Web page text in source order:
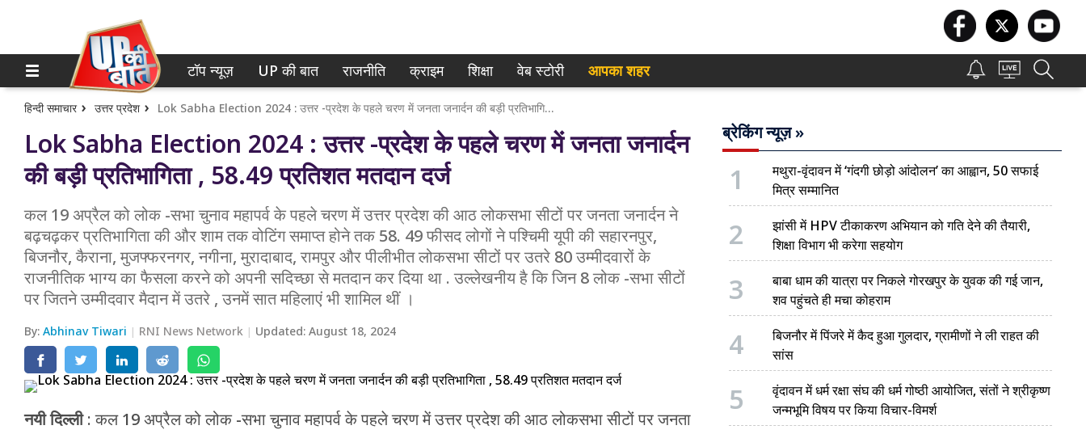
होम
टॉप न्यूज़
UP की बात
राजनीति
क्राइम
शिक्षा
वेब स्टोरी
टॉप न्यूज़ UP की बात राजनीति क्राइम शिक्षा वेब स्टोरी आपका शहर
हिन्दी समाचार उत्तर प्रदेश Lok Sabha Election 2024 : उत्तर -प्रदेश के पहले चरण में जनता जनार्दन की बड़ी प्रतिभागिता , 58.49 प्रतिशत मतदान दर्ज
Lok Sabha Election 2024 : उत्तर -प्रदेश के पहले चरण में जनता जनार्दन
की बड़ी प्रतिभागिता , 58.49 प्रतिशत मतदान दर्ज
कल 19 अप्रैल को लोक -सभा चुनाव महापर्व के पहले चरण में उत्तर प्रदेश की आठ लोकसभा सीटों पर जनता जनार्दन ने
बढ़चढ़कर प्रतिभागिता की और शाम तक वोटिंग समाप्त होने तक 58. 49 फीसद लोगों ने पश्चिमी यूपी की सहारनपुर,
बिजनौर, कैराना, मुजफ्फरनगर, नगीना, मुरादाबाद, रामपुर और पीलीभीत लोकसभा सीटों पर उतरे 80 उम्मीदवारों के
राजनीतिक भाग्य का फैसला करने को अपनी सदिच्छा से मतदान कर दिया था . उल्लेखनीय है कि जिन 8 लोक -सभा सीटों
पर जितने उम्मीदवार मैदान में उतरे , उनमें सात महिलाएं भी शामिल थीं ।
By:Abhinav Tiwari RNI News Network Updated:August 18, 2024
नयी दिल्ली: कल 19 अप्रैल को लोक -सभा चुनाव महापर्व के पहले चरण में उत्तर प्रदेश की आठ लोकसभा सीटों पर जनता
ब्रेकिंग न्यूज़ »
1
मथुरा-वृंदावन में ‘गंदगी छोड़ो आंदोलन’ का आह्वान, 50 सफाई
मित्र सम्मानित
2
झांसी में HPV टीकाकरण अभियान को गति देने की तैयारी,
शिक्षा विभाग भी करेगा सहयोग
3
बाबा धाम की यात्रा पर निकले गोरखपुर के युवक की गई जान,
शव पहुंचते ही मचा कोहराम
4
बिजनौर में पिंजरे में कैद हुआ गुलदार, ग्रामीणों ने ली राहत की
सांस
5
वृंदावन में धर्म रक्षा संघ की धर्म गोष्ठी आयोजित, संतों ने श्रीकृष्ण
जन्मभूमि विषय पर किया विचार-विमर्श
नोएडा
गाजियाबाद
लखनऊ
कानपुर
वाराणसी
आगरा
अयोध्या
मथुरा
मेरठ
मुरादाबाद